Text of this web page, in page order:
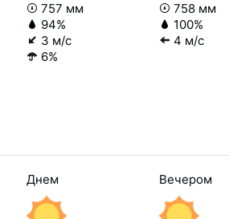
757 мм
94%
3 м/с
6%
758 мм
100%
4 м/с
Днем Вечером